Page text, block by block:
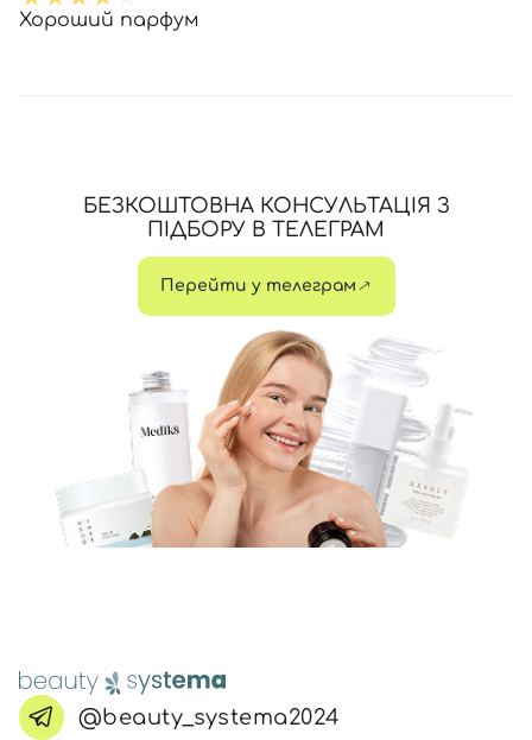
Хороший парфум
БЕЗКОШТОВНА КОНСУЛЬТАЦІЯ З
ПІДБОРУ В ТЕЛЕГРАМ
Перейти у телеграм
@beauty_systema2024